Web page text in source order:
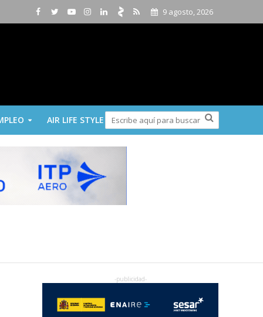
9 agosto, 2026
AIR LIFE STYLE